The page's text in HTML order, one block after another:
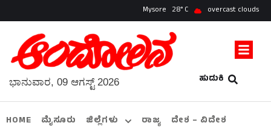
Mysore 28 overcast clouds
ಹುಡುಕಿ
ಭಾನುವಾರ, 09 ಆಗಸ್ಟ್ 2026
HOME ಮೈಸೂರು ಜಿಲ್ಲೆಗಳು ರಾಜ್ಯ
ದೇಶ – ವಿದೇಶ